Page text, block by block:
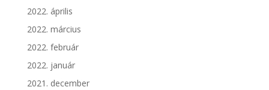
2022. április
2022. március
2022. február
2022. január
2021. december